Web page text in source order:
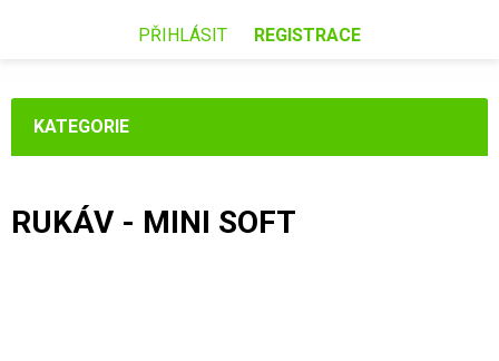
PŘIHLÁSIT REGISTRACE
KATEGORIE
RUKÁV - MINI SOFT